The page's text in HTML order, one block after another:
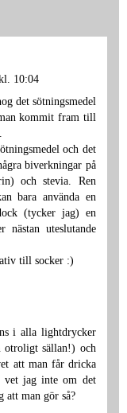
10:04
det sötningsmedel
kommit fram till
och det
biverkningar på
och stevia. Ren
bara använda en
(tycker jag) en
nästan uteslutande
till socker :)
i alla lightdrycker
otroligt sällan!) och
att man får dricka
jag inte om det
att man gör så?